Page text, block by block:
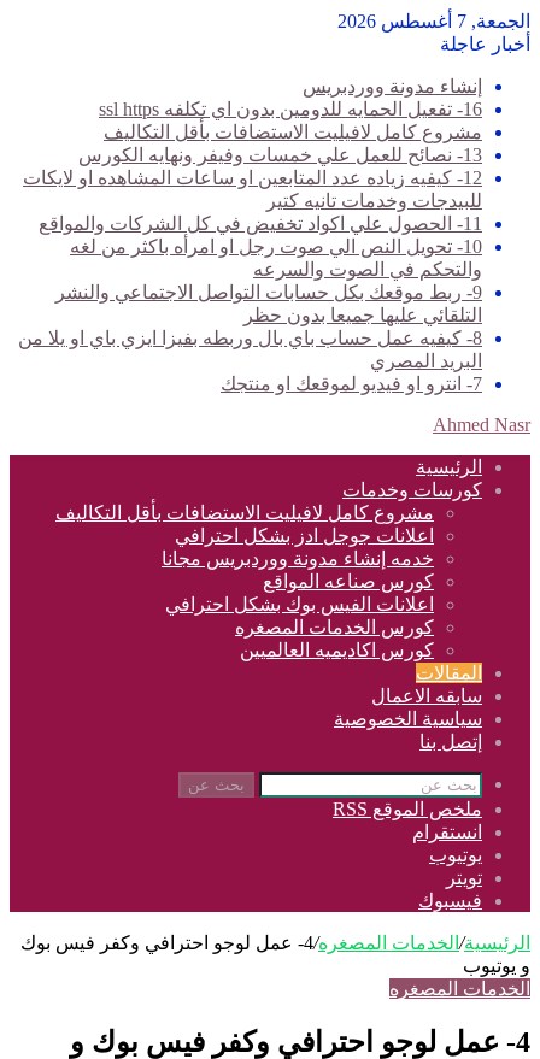
7 أغسطس 2026
عاجلة
إنشاء مدونة ووردبريس
16- تفعيل الحمايه للدومين بدون اي تكلفه ssl https
مشروع كامل لافيليت الاستضافات بأقل التكاليف
13- نصائح للعمل علي خمسات وفيفر ونهايه الكورس
12- كيفيه زياده عدد المتابعين او ساعات المشاهده او لايكات
للبيدجات وخدمات تانيه كتير
11- الحصول علي اكواد تخفيض في كل الشركات والمواقع
10- تحويل النص الي صوت رجل او امرأه باكثر من لغه
والتحكم في الصوت والسرعه
9- ربط موقعك بكل حسابات التواصل الاجتماعي والنشر
التلقائي عليها جميعا بدون حظر
8- كيفيه عمل حساب باي بال وربطه بفيزا ايزي باي او يلا من
البريد المصري
7- انترو او فيديو لموقعك او منتجك
Ahmed
الرئيسية
كورسات وخدمات
مشروع كامل لافيليت الاستضافات بأقل التكاليف
اعلانات جوجل ادز بشكل احترافي
خدمه إنشاء مدونة ووردبريس مجانا
كورس صناعه المواقع
اعلانات الفيس بوك بشكل احترافي
كورس الخدمات المصغره
كورس اكاديميه العالميين
المقالات
سابقه الاعمال
سياسية الخصوصية
إتصل بنا
بحث عن
ملخص الموقع RSS
انستقرام
يوتيوب
تويتر
فيسبوك
/الخدمات المصغره/ 4- عمل لوجو احترافي وكفر فيس بوك
المصغره
4- عمل لوجو احترافي وكفر فيس بوك و